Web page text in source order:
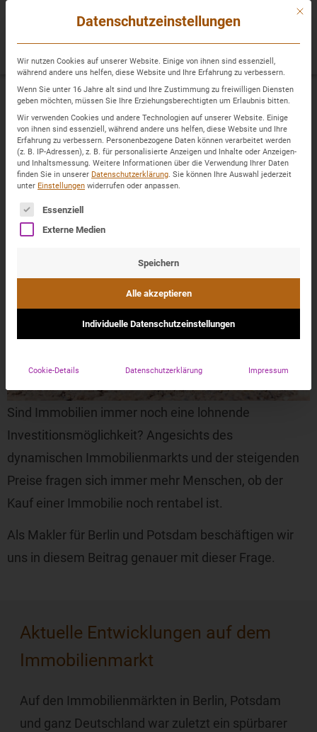
Sprung
Lohnt sich der Immobilienkauf
noch?
Sind Immobilien immer noch eine lohnende
Investitionsmöglichkeit? Angesichts des
dynamischen Immobilienmarkts und der steigenden
Preise fragen sich immer mehr Menschen, ob der
Kauf einer Immobilie noch rentabel ist.
Als Makler für Berlin und Potsdam beschäftigen wir
uns in diesem Beitrag genauer mit dieser Frage.
Aktuelle Entwicklungen auf dem
Immobilienmarkt
Auf den Immobilienmärkten in Berlin, Potsdam
und ganz Deutschland war zuletzt ein spürbarer
Mit
Datenschutzeinstellungen
Wir nutzen Cookies auf unserer Website. Einige von ihnen sind essenziell,
während andere uns helfen, diese Website und Ihre Erfahrung zu verbessern.
Wenn Sie unter 16 Jahre alt sind und Ihre Zustimmung zu freiwilligen Diensten
geben möchten, müssen Sie Ihre Erziehungsberechtigten um Erlaubnis bitten.
Wir verwenden Cookies und andere Technologien auf unserer Website. Einige
von ihnen sind essenziell, während andere uns helfen, diese Website und Ihre
Erfahrung zu verbessern. Personenbezogene Daten können verarbeitet werden
(z. B. IP-Adressen), z. B. für personalisierte Anzeigen und Inhalte oder Anzeigen-
und Inhaltsmessung. Weitere Informationen über die Verwendung Ihrer Daten
finden Sie in unserer Datenschutzerklärung. Sie können Ihre Auswahl jederzeit
unter Einstellungen widerrufen oder anpassen.
Es folgt eine Liste der Service-Gruppen, für die eine
Essenziell
Externe Medien
Speichern
Alle akzeptieren
Individuelle Datenschutzeinstellungen
Cookie-Details Datenschutzerklärung Impressum